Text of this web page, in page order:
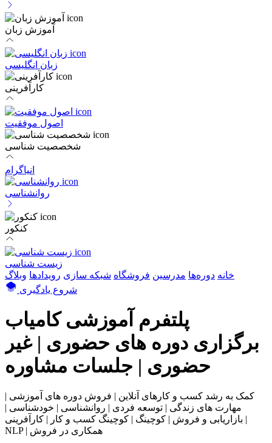
آموزش زبان
زبان انگلیسی
کارآفرینی
اصول موفقیت
شخصصیت شناسی
انیاگرام
روانشناسی
کنکور
زیست شناسی
خانه دوره‌ها مدرسین فروشگاه شبکه سازی رویداد‌ها وبلاگ
شروع یادگیری
پلتفرم آموزشی کامیاب
برگزاری دوره های حضوری | غیر
حضوری | جلسات مشاوره
کمک به رشد کسب و کارهای آنلاین | فروش دوره های آموزشی |
مهارت های زندگی | توسعه فردی | روانشناسی | خودشناسی |
بازاریابی و فروش | کوچینگ | کوچینگ کسب و کار | کارآفرینی |
NLP | همکاری در فروش